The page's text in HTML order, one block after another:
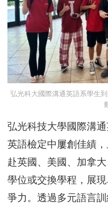
弘光科大國際溝通英語系學生
弘光科技大學國際溝
英語檢定中屢創佳績
赴英國、美國、加拿
學位或交換學程，展
爭力。透過多元語言